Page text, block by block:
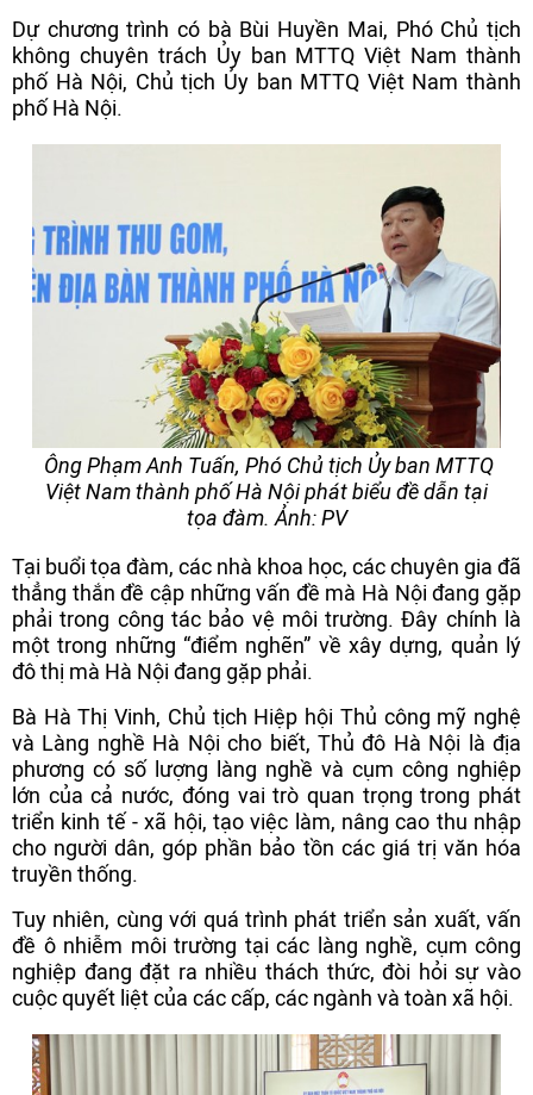
Dự chương trình có bà Bùi Huyền Mai, Phó Chủ tịch
không chuyên trách Ủy ban MTTQ Việt Nam thành
phố Hà Nội, Chủ tịch Ủy ban MTTQ Việt Nam thành
phố Hà Nội.
Ông Phạm Anh Tuấn, Phó Chủ tịch Ủy ban MTTQ
Việt Nam thành phố Hà Nội phát biểu đề dẫn tại
tọa đàm. Ảnh: PV
Tại buổi tọa đàm, các nhà khoa học, các chuyên gia đã
thẳng thắn đề cập những vấn đề mà Hà Nội đang gặp
phải trong công tác bảo vệ môi trường. Đây chính là
một trong những “điểm nghẽn” về xây dựng, quản lý
đô thị mà Hà Nội đang gặp phải.
Bà Hà Thị Vinh, Chủ tịch Hiệp hội Thủ công mỹ nghệ
và Làng nghề Hà Nội cho biết, Thủ đô Hà Nội là địa
phương có số lượng làng nghề và cụm công nghiệp
lớn của cả nước, đóng vai trò quan trọng trong phát
triển kinh tế - xã hội, tạo việc làm, nâng cao thu nhập
cho người dân, góp phần bảo tồn các giá trị văn hóa
truyền thống.
Tuy nhiên, cùng với quá trình phát triển sản xuất, vấn
đề ô nhiễm môi trường tại các làng nghề, cụm công
nghiệp đang đặt ra nhiều thách thức, đòi hỏi sự vào
cuộc quyết liệt của các cấp, các ngành và toàn xã hội.